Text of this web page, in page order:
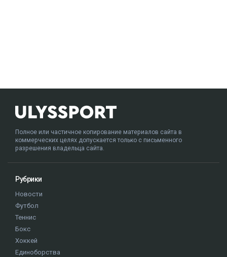
Полное или частичное копирование материалов сайта в
коммерческих целях допускается только с письменного
разрешения владельца сайта.
Рубрики
Новости
Футбол
Теннис
Бокс
Хоккей
Единоборства